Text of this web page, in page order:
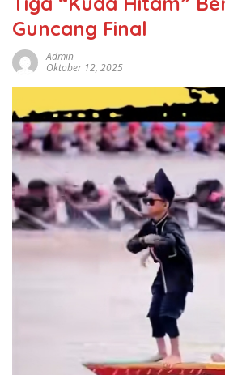
Guncang Final
Admin
Oktober 12, 2025